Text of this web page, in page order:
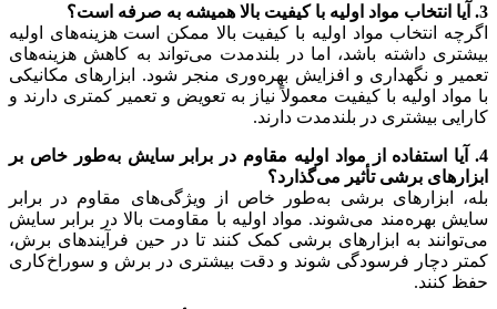
3. آیا انتخاب مواد اولیه با کیفیت بالا همیشه به صرفه است؟
اگرچه انتخاب مواد اولیه با کیفیت بالا ممکن است هزینه‌های اولیه
بیشتری داشته باشد، اما در بلندمدت می‌تواند به کاهش هزینه‌های
تعمیر و نگهداری و افزایش بهره‌وری منجر شود. ابزارهای مکانیکی
با مواد اولیه با کیفیت معمولاً نیاز به تعویض و تعمیر کمتری دارند و
کارایی بیشتری در بلندمدت دارند.
4. آیا استفاده از مواد اولیه مقاوم در برابر سایش به‌طور خاص بر
ابزارهای برشی تأثیر می‌گذارد؟
بله، ابزارهای برشی به‌طور خاص از ویژگی‌های مقاوم در برابر
سایش بهره‌مند می‌شوند. مواد اولیه با مقاومت بالا در برابر سایش
می‌توانند به ابزارهای برشی کمک کنند تا در حین فرآیندهای برش،
کمتر دچار فرسودگی شوند و دقت بیشتری در برش و سوراخ‌کاری
حفظ کنند.